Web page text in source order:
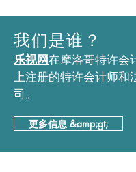
我们是谁？
乐视网在摩洛哥特许会
上注册的特许会计师和
司。
更多信息 &amp;gt;